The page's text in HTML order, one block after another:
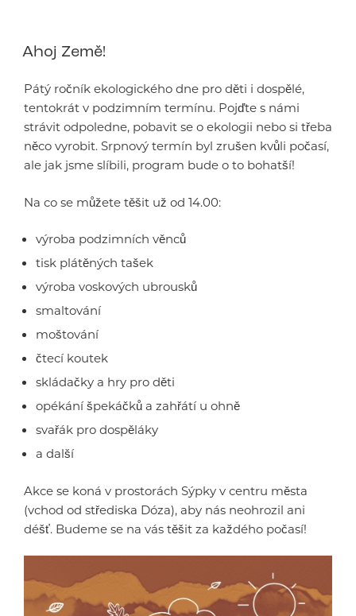
Ahoj Země!
Pátý ročník ekologického dne pro děti i dospělé,
tentokrát v podzimním termínu. Pojďte s námi
strávit odpoledne, pobavit se o ekologii nebo si třeba
něco vyrobit. Srpnový termín byl zrušen kvůli počasí,
ale jak jsme slíbili, program bude o to bohatší!
Na co se můžete těšit už od 14.00:
výroba podzimních věnců
tisk plátěných tašek
výroba voskových ubrousků
smaltování
moštování
čtecí koutek
skládačky a hry pro děti
opékání špekáčků a zahřátí u ohně
svařák pro dospěláky
a další
Akce se koná v prostorách Sýpky v centru města
(vchod od střediska Dóza), aby nás neohrozil ani
déšť. Budeme se na vás těšit za každého počasí!